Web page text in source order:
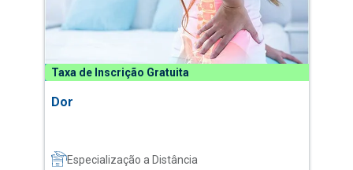
Taxa de Inscrição Gratuita
Dor
Especialização a Distância